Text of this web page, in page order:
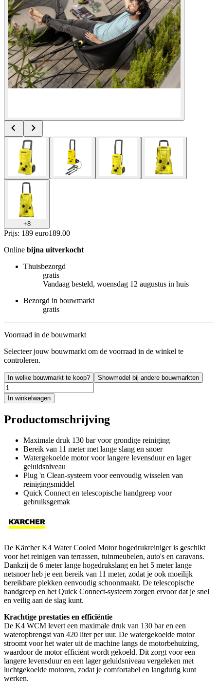
+8
Prijs: 189 euro189.00
Online bijna uitverkocht
Thuisbezorgd
gratis
Vandaag besteld, woensdag 12 augustus in huis
Bezorgd in bouwmarkt
gratis
Voorraad in de bouwmarkt
Selecteer jouw bouwmarkt om de voorraad in de winkel te
controleren.
In welke bouwmarkt te koop? Showmodel bij andere bouwmarkten
In winkelwagen
Productomschrijving
Maximale druk 130 bar voor grondige reiniging
Bereik van 11 meter met lange slang en snoer
Watergekoelde motor voor langere levensduur en lager
geluidsniveau
Plug 'n Clean-systeem voor eenvoudig wisselen van
reinigingsmiddel
Quick Connect en telescopische handgreep voor
gebruiksgemak
De Kärcher K4 Water Cooled Motor hogedrukreiniger is geschikt
voor het reinigen van terrassen, tuinmeubelen, auto's en caravans.
Dankzij de 6 meter lange hogedrukslang en het 5 meter lange
netsnoer heb je een bereik van 11 meter, zodat je ook moeilijk
bereikbare plekken eenvoudig schoonmaakt. De telescopische
handgreep en het Quick Connect-systeem zorgen ervoor dat je snel
en veilig aan de slag kunt.
Krachtige prestaties en efficiëntie
De K4 WCM levert een maximale druk van 130 bar en een
wateropbrengst van 420 liter per uur. De watergekoelde motor
stroomt voor het water uit de machine langs de motorbehuizing,
waardoor de motor efficiënt wordt gekoeld. Dit zorgt voor een
langere levensduur en een lager geluidsniveau vergeleken met
luchtgekoelde motoren, zodat je comfortabel en langdurig kunt
werken.